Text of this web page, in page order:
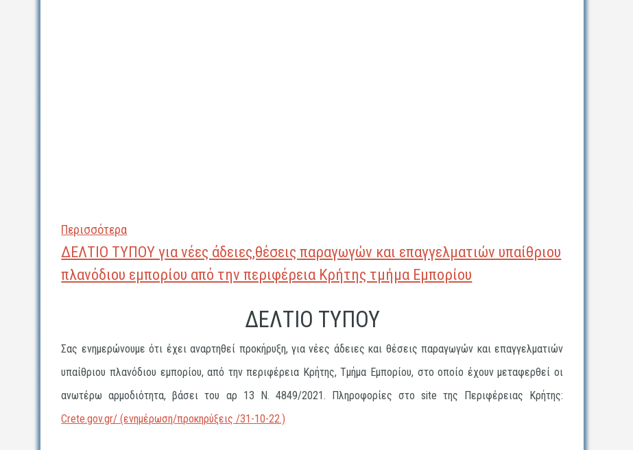
Περισσότερα
ΔΕΛΤΙΟ ΤΥΠΟΥ για νέες άδειες,θέσεις παραγωγών και επαγγελματιών υπαίθριου
πλανόδιου εμπορίου από την περιφέρεια Κρήτης τμήμα Εμπορίου
ΔΕΛΤΙΟ ΤΥΠΟΥ
Σας ενημερώνουμε ότι έχει αναρτηθεί προκήρυξη, για νέες άδειες και θέσεις παραγωγών και επαγγελματιών
υπαίθριου πλανόδιου εμπορίου, από την περιφέρεια Κρήτης, Τμήμα Εμπορίου, στο οποίο έχουν μεταφερθεί οι
ανωτέρω αρμοδιότητα, βάσει του αρ 13 Ν. 4849/2021. Πληροφορίες στο site της Περιφέρειας Κρήτης:
Crete.gov.gr/ (ενημέρωση/προκηρύξεις /31-10-22.)